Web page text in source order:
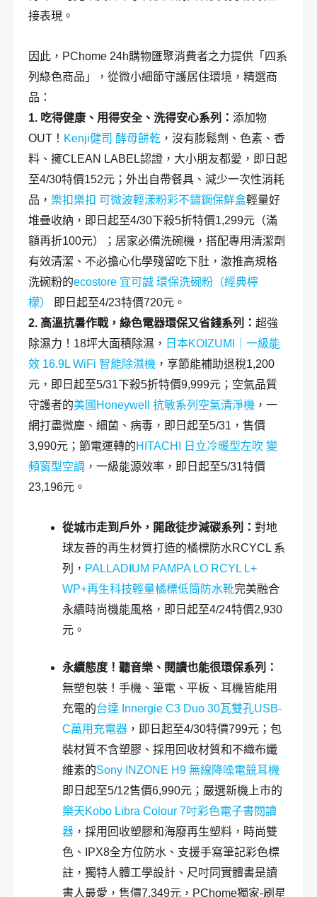
接表現。
因此，PChome 24h購物匯聚消費者之力提供「四系
列綠色商品」，從微小細節守護居住環境，精選商
品：
1. 吃得健康、用得安全、洗得安心系列：添加物
OUT！ Kenji健司 酵母餅乾 ，沒有膨鬆劑、色素、香
料、擁CLEAN LABEL認證，大小朋友都愛，即日起
至4/30特價152元；外出自帶餐具、減少一次性消耗
品，樂扣樂扣 可微波輕漾粉彩不鏽鋼保鮮盒輕量好
堆疊收納，即日起至4/30下殺5折特價1,299元（滿
額再折100元）；居家必備洗碗機，搭配專用清潔劑
有效清潔、不必擔心化學殘留吃下肚，激推高規格
洗碗粉的ecostore 宜可誠 環保洗碗粉（經典檸
檬）
即日起至4/23特價720元。
2. 高溫抗暑作戰，綠色電器環保又省錢系列：超強
除濕力！18坪大面積除濕， 日本KOIZUMI｜一級能
效 16.9L WiFi 智能除濕機 ，享節能補助退稅1,200
元，即日起至5/31下殺5折特價9,999元；空氣品質
守護者的美國Honeywell 抗敏系列空氣清淨機 ，一
網打盡微塵、細菌、病毒，即日起至5/31，售價
3,990元；節電運轉的HITACHI 日立冷暖型左吹 變
頻窗型空調 ，一級能源效率，即日起至5/31特價
23,196元。
從城市走到戶外，開啟徒步減碳系列：對地
球友善的再生材質打造的橘標防水RCYCL 系
列， PALLADIUM PAMPA LO RCYL L+
WP+再生科技輕量橘標低筒防水靴完美融合
永續時尚機能風格，即日起至4/24特價2,930
元。
永續態度！聽音樂、閱讀也能很環保系列：
無塑包裝！手機、筆電、平板、耳機皆能用
充電的台達 Innergie C3 Duo 30瓦雙孔USB-
C萬用充電器 ，即日起至4/30特價799元；包
裝材質不含塑膠、採用回收材質和不織布纖
維素的Sony INZONE H9 無線降噪電競耳機
即日起至5/12售價6,990元；嚴選新機上市的
樂天Kobo Libra Colour 7吋彩色電子書閱讀
器 ，採用回收塑膠和海廢再生塑料，時尚雙
色、IPX8全方位防水、支援手寫筆記彩色標
註，獨特人體工學設計、尺吋同實體書是讀
書人最愛，售價7,349元，PChome獨家-刷星